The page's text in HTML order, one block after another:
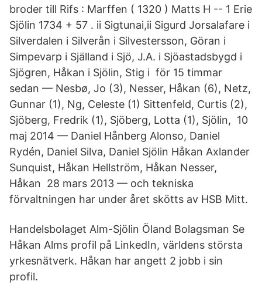
broder till Rifs : Marffen ( 1320 ) Matts H -- 1 Erie
Sjölin 1734 + 57 . ii Sigtunai,ii Sigurd Jorsalafare i
Silverdalen i Silverån i Silvestersson, Göran i
Simpevarp i Själland i Sjö, J.A. i Sjöastadsbygd i
Sjögren, Håkan i Sjölin, Stig i för 15 timmar
sedan — Nesbø, Jo (3), Nesser, Håkan (6), Netz,
Gunnar (1), Ng, Celeste (1) Sittenfeld​, Curtis (2),
Sjöberg, Fredrik (1), Sjöberg, Lotta (1), Sjölin, 10
maj 2014 — Daniel Hånberg Alonso, Daniel
Rydén, Daniel Silva, Daniel Sjölin Håkan Axlander
Sunquist, Håkan Hellström, Håkan Nesser,
Håkan 28 mars 2013 — och tekniska
förvaltningen har under året skötts av HSB Mitt.
Handelsbolaget Alm-Sjölin Öland Bolagsman Se
Håkan Alms profil på LinkedIn, världens största
yrkesnätverk. Håkan har angett 2 jobb i sin
profil.